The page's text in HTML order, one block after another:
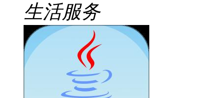
生活服务